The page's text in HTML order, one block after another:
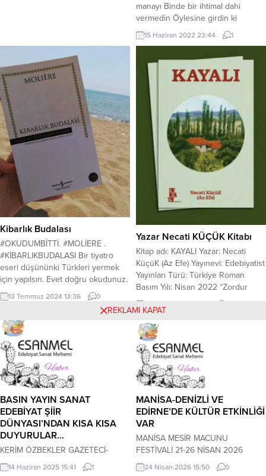
herşeye şiir yazar Şairi...
manayı Binde bir ihtimal dahi
vermedin Öylesine girdin ki
kalbime Bir daha çıkıp gitmedin
Bende karşılığını istedim Gönlünde
Tutkularım seninleydi Hayallerim
seninleydi Özlem dolu bir
serüvendeydim . Özlemlerime
sükut Hayallerime kor Umutlarıma
dekor oluyorsun Yalnızlıklar içinde
bırakıyorsun Karanlıklara
gömüyorsun...
15 Haziran 2022 23:44 1
Kibarlık Budalası
#OKUDUMBİTTİ. #MOLİERE .
#KİBARLIKBUDALASI Bir tiyatro
eseri düşününki Türkleri yermek
için yapılsın. Evet doğru okudunuz.
Fransa Kralı 14.Louis’in bizlere
kızgınlığı nedeniyle Moiere’e
verdiği emir üzerine yazılmış bir
eser. Niçin mi? 4 Mehmet, saraydan
Süleyman Ağa’yı kültürlerini,
batılılığı incelemesi amacıyla
Fransa’ya yollar. Fransa’da iyi
karşılanmasına ve her şeyi
beğenmesine rağmen
4.Mehmet’e...
13 Temmuz 2024 13:36 0
Yazar Necati KÜÇÜK Kitabı
Kitap adı: KAYALI Yazar: Necati
KüçüK (Az Efe) Yayınevi: Edebiyatist
Yayınları Türü: Türkiye Roman
Basım Yılı: Nisan 2022 “Zordur
konar-göçer bir hayatı yaşamak. Bir
toprağa bağlanmanın, aynı çatı
altında yaşlanmanın, her mevsimi
aynı meyve ağacıyla karşılamanın
mümkün olmadığı ama doyasıya
özgür, devingen ve geçtiği yollarda
iz bırakan bir hayat… Ancak...
BASIN YAYIN SANAT
EDEBİYAT ŞİİR
DÜNYASI’NDAN KISA KISA
DUYURULAR…
KERİM ÖZBEKLER GAZETECİ-
YAZAR-ŞAİR ULUSLARARASI
14 Haziran 2025 15:41 1
MANİSA-DENİZLİ VE
EDİRNE’DE KÜLTÜR ETKİNLİĞİ
VAR
MANİSA MESİR MACUNU
FESTİVALİ 21-26 NİSAN 2026
TARİHLERİ ARASINDA YAPILACAK…
24 Nisan 2026 15:50 0
REKLAMI KAPAT